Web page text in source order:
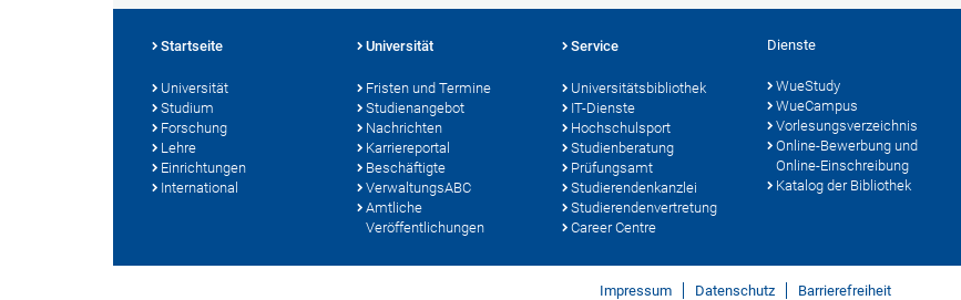
Startseite
Universität
Studium
Forschung
Lehre
Einrichtungen
International
Universität
Fristen und Termine
Studienangebot
Nachrichten
Karriereportal
Beschäftigte
VerwaltungsABC
Amtliche
Veröffentlichungen
Service
Universitätsbibliothek
IT-Dienste
Hochschulsport
Studienberatung
Prüfungsamt
Studierendenkanzlei
Studierendenvertretung
Career Centre
Dienste
WueStudy
WueCampus
Vorlesungsverzeichnis
Online-Bewerbung und
Online-Einschreibung
Katalog der Bibliothek
Impressum Datenschutz Barrierefreiheit